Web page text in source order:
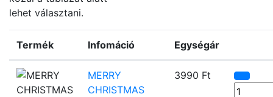
lehet választani.
Termék Infomáció Egységár
MERRY
CHRISTMAS
3990 Ft